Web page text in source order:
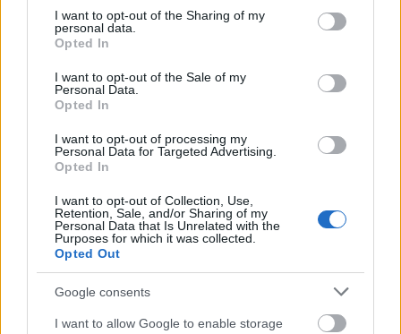
not limited to your visit or usage behaviour. You may click to
grant or deny consent to Google and its third-party tags to
use your data for below specified purposes in below Google
consent section.
I want to opt-out of the Sharing of my
personal data.
Opted In
I want to opt-out of the Sale of my
Personal Data.
Opted In
I want to opt-out of processing my
Personal Data for Targeted Advertising.
Opted In
I want to opt-out of Collection, Use,
Retention, Sale, and/or Sharing of my
Personal Data that Is Unrelated with the
Purposes for which it was collected.
Opted Out
Google consents
I want to allow Google to enable storage
LEGFRISSEBB
Országos hírek
Megérkezett az eső a Duna vízgyűjtőjére